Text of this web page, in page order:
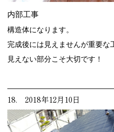
内部工事
構造体になります。
完成後には見えませんが重要な
見えない部分こそ大切です！
18. 2018年12月10日